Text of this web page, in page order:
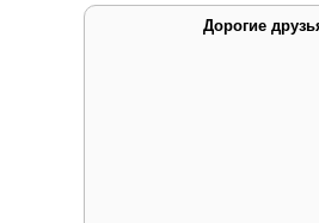
Дорогие